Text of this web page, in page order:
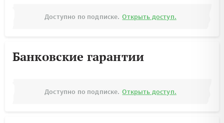
Доступно по подписке. Открыть доступ.
Банковские гарантии
Доступно по подписке. Открыть доступ.